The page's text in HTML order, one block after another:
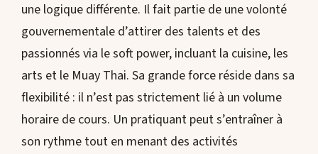
une logique différente. Il fait partie de une volonté
gouvernementale d’attirer des talents et des
passionnés via le soft power, incluant la cuisine, les
arts et le Muay Thai. Sa grande force réside dans sa
flexibilité : il n’est pas strictement lié à un volume
horaire de cours. Un pratiquant peut s’entraîner à
son rythme tout en menant des activités